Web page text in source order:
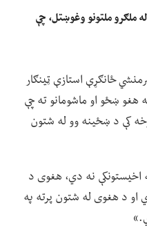
۱۴ هېوادونو له ملګرو ملتونو وغوښتل، چې
ځانګړې استازې ټينګار
هغو ښځو او ماشومانو ته چې
کې د ښځینه وو له شتون
اخیستونکې نه دي، هغوی د
او د هغوی له شتون پرته په